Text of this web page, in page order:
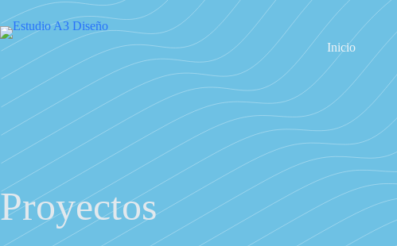
Inicio
Proyectos